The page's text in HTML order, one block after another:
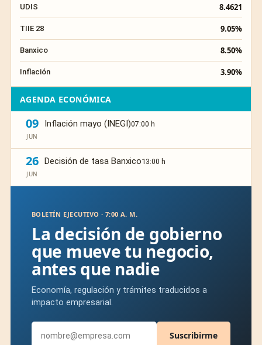
UDIS 8.4621
TIIE 28 9.05%
Banxico 8.50%
Inflación 3.90%
AGENDA ECONÓMICA
09
JUN
Inflación mayo (INEGI)07:00 h
26
JUN
Decisión de tasa Banxico13:00 h
BOLETÍN EJECUTIVO · 7:00 A. M.
La decisión de gobierno
que mueve tu negocio,
antes que nadie
Economía, regulación y trámites traducidos a
impacto empresarial.
Suscribirme